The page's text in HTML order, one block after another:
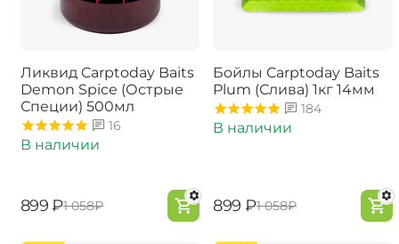
Ликвид Carptoday Baits
Demon Spice (Острые
Специи) 500мл
16
В наличии
‍899‍ ₽‍1 058‍₽
Бойлы Carptoday Baits
Plum (Слива) 1кг 14мм
184
В наличии
‍899‍ ₽‍1 058‍₽